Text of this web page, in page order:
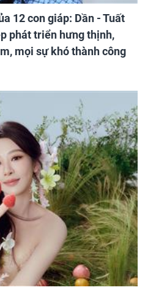
12 con giáp: Dần - Tuất
phát triển hưng thịnh,
mọi sự khó thành công